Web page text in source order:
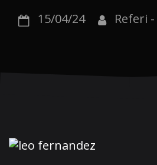
15/04/24 Referi